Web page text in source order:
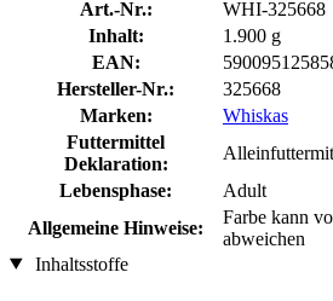
Art.-Nr.:
WHI-325668
Inhalt:
1.900 g
EAN:
Hersteller-Nr.:
325668
Marken:
Whiskas
Futtermittel
Deklaration:
Lebensphase:
Adult
Allgemeine Hinweise:
Farbe kann
abweichen
Inhaltsstoffe